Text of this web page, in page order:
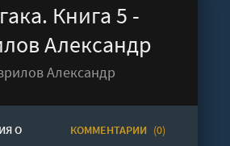
Книга 5 -
Александр
Александр
О КОММЕНТАРИИ (0)